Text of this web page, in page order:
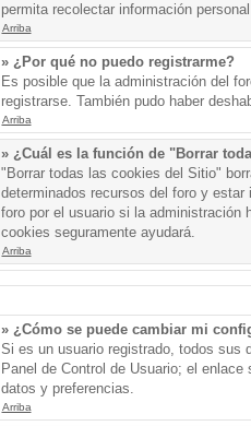
permita recolectar información
Arriba
» ¿Por qué no puedo registrarme?
Es posible que la administración del
registrarse. También pudo haber
Arriba
» ¿Cuál es la función de "Borrar
"Borrar todas las cookies del Sitio"
determinados recursos del foro y
foro por el usuario si la administración
cookies seguramente ayudará.
Arriba
» ¿Cómo se puede cambiar mi
Si es un usuario registrado, todos sus
Panel de Control de Usuario; el
datos y preferencias.
Arriba